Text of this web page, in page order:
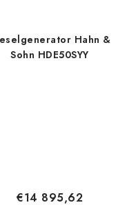
Hahn &
Sohn HDE50SYY
€14 895,62